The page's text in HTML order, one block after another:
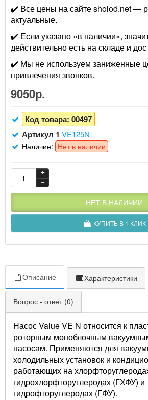
✔️ Все цены на сайте sholod.net —
актуальные.
✔️ Если указано «в наличии»,
действительно есть на складе и
✔️ Мы не используем заниженные
привлечения звонков.
9050р.
Код товара: 00497
Артикул 1 VE125N
Наличие: Нет в наличии
НЕТ В НАЛИЧИИ
КУПИТЬ В 1 КЛИК
Описание Характеристики
Вопрос - ответ (0)
Насос Value VE N относится к
роторным моноблочным
насосам. Применяются для
холодильных установок и
работающих на
гидрохлорфторуглеродах (ГХФУ) и
гидрофторуглеродах (ГФУ).